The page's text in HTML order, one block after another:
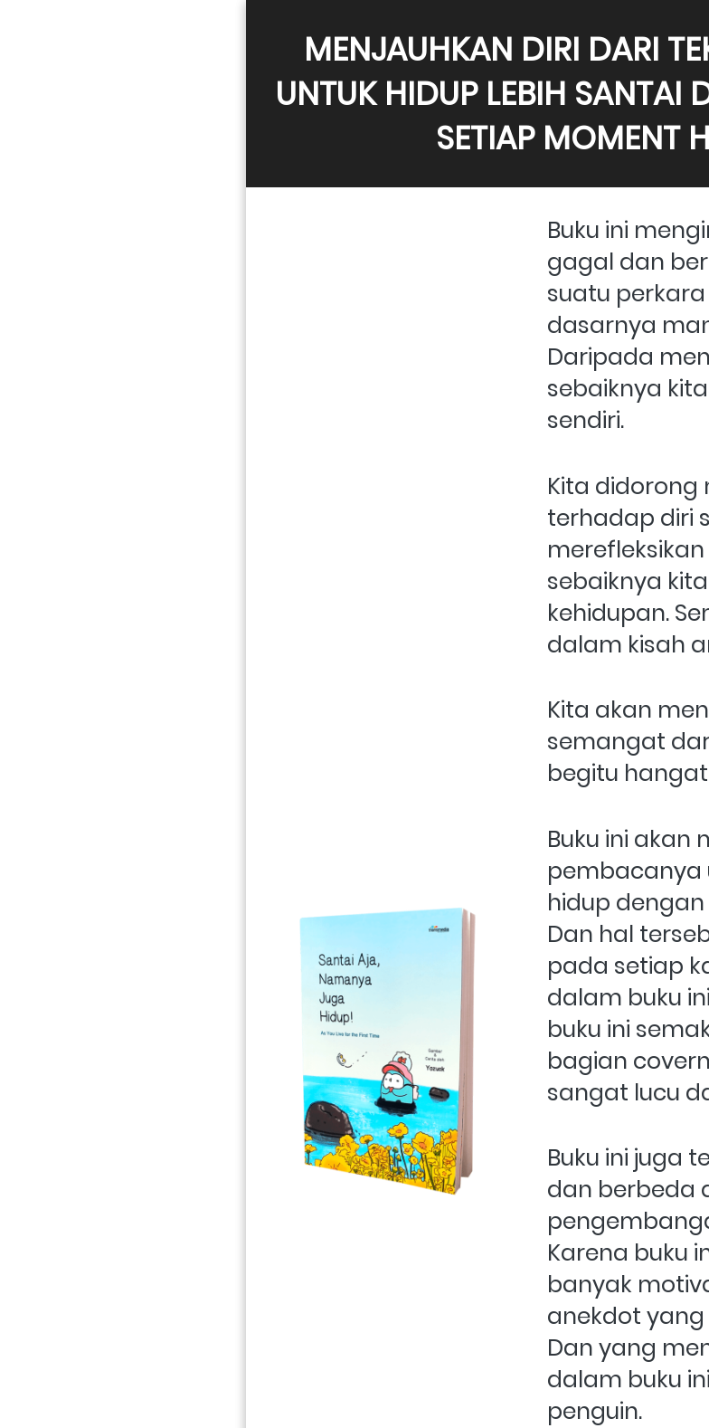
MENJAUHKAN DIRI DARI
UNTUK HIDUP LEBIH SANTAI
SETIAP MOMENT
Buku ini
gagal dan
suatu
dasarnya
Daripada
sebaiknya
sendiri.
Kita didorong
terhadap diri
sebaiknya
kehidupan.
dalam kisah
Kita akan
semangat
begitu
Buku ini akan
pembacanya
hidup
Dan hal
pada setiap
dalam buku
buku ini
bagian
sangat lucu
Buku ini juga
dan berbeda
Karena buku
banyak
anekdot yang
Dan yang
dalam buku
penguin.